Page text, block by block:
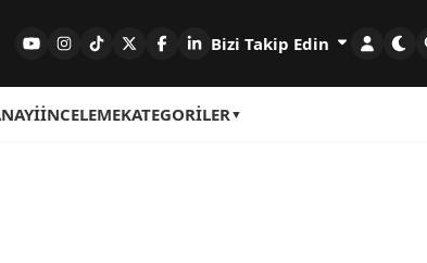
Bizi Takip Edin
İNCELEMEKATEGORILER